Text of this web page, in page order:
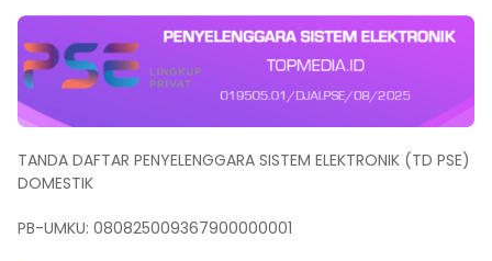
TANDA DAFTAR PENYELENGGARA SISTEM ELEKTRONIK (TD PSE)
DOMESTIK
PB-UMKU: 080825009367900000001